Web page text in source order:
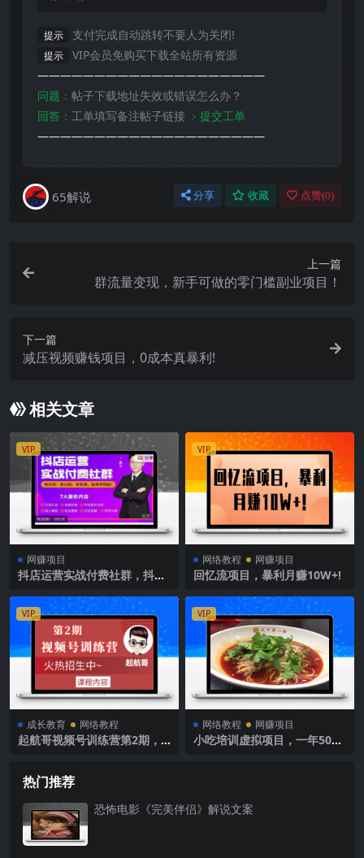
提示 支付完成自动跳转不要人为关闭!
提示
VIP会员免购买下载全站所有资源
————————————————————
问题： 帖子下载地址失效或错误怎么办？
回答： 工单填写备注帖子链接 ﹥提交工单
————————————————————
65解说 分享 收藏 点赞(0)
上一篇
群流量变现，新手可做的零门槛副业项目！
下一篇
减压视频赚钱项目，0成本真暴利!
相关文章
VIP
网赚项目
抖店运营实战付费社群，抖店
VIP
网络教程 网赚项目
回忆流项目，暴利月赚10W+!
VIP
成长教育 网络教程
起航哥视频号训练营第2期，
VIP
网络教程 网赚项目
小吃培训虚拟项目，一年500
热门推荐
恐怖电影《完美伴侣》解说文案